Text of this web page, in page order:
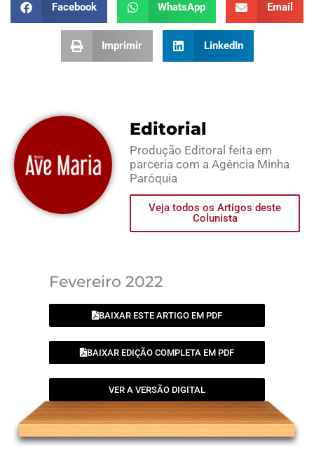
Facebook WhatsApp Email
Imprimir LinkedIn
Editorial
Produção Editoral feita em
parceria com a Agência Minha
Paróquia
Veja todos os Artigos deste
Colunista
Fevereiro 2022
BAIXAR ESTE ARTIGO EM PDF
BAIXAR EDIÇÃO COMPLETA EM PDF
VER A VERSÃO DIGITAL